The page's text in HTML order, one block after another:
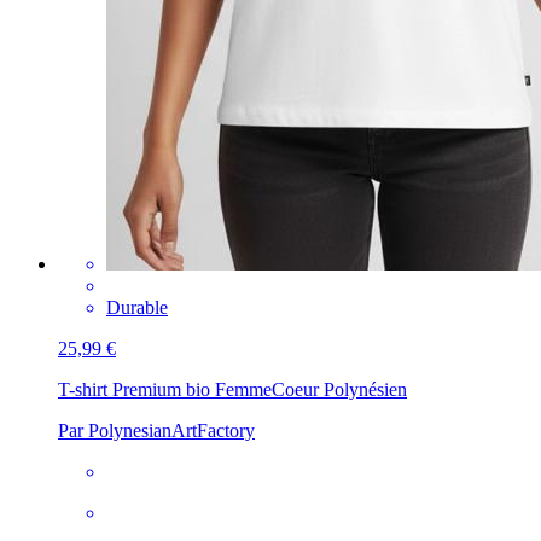
Durable
25,99 €
T-shirt Premium bio FemmeCoeur Polynésien
Par PolynesianArtFactory